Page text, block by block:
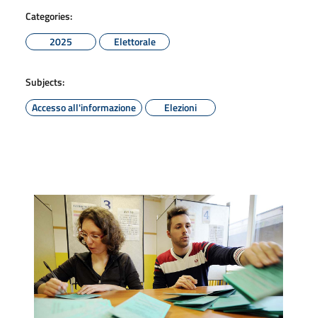
Categories:
2025
Elettorale
Subjects:
Accesso all'informazione
Elezioni